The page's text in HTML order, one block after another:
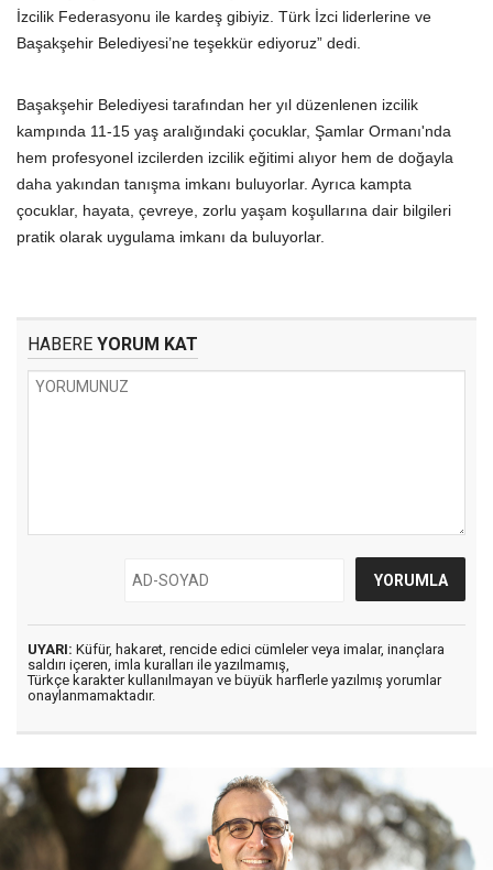
İzcilik Federasyonu ile kardeş gibiyiz. Türk İzci liderlerine ve
Başakşehir Belediyesi’ne teşekkür ediyoruz” dedi.
Başakşehir Belediyesi tarafından her yıl düzenlenen izcilik
kampında 11-15 yaş aralığındaki çocuklar, Şamlar Ormanı'nda
hem profesyonel izcilerden izcilik eğitimi alıyor hem de doğayla
daha yakından tanışma imkanı buluyorlar. Ayrıca kampta
çocuklar, hayata, çevreye, zorlu yaşam koşullarına dair bilgileri
pratik olarak uygulama imkanı da buluyorlar.
HABERE YORUM KAT
UYARI: Küfür, hakaret, rencide edici cümleler veya imalar, inançlara
saldırı içeren, imla kuralları ile yazılmamış,
Türkçe karakter kullanılmayan ve büyük harflerle yazılmış yorumlar
onaylanmamaktadır.